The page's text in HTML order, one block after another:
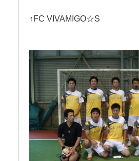
↑FC VIVAMIGO☆S